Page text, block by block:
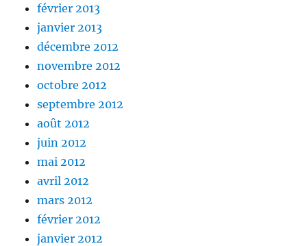
février 2013
janvier 2013
décembre 2012
novembre 2012
octobre 2012
septembre 2012
août 2012
juin 2012
mai 2012
avril 2012
mars 2012
février 2012
janvier 2012